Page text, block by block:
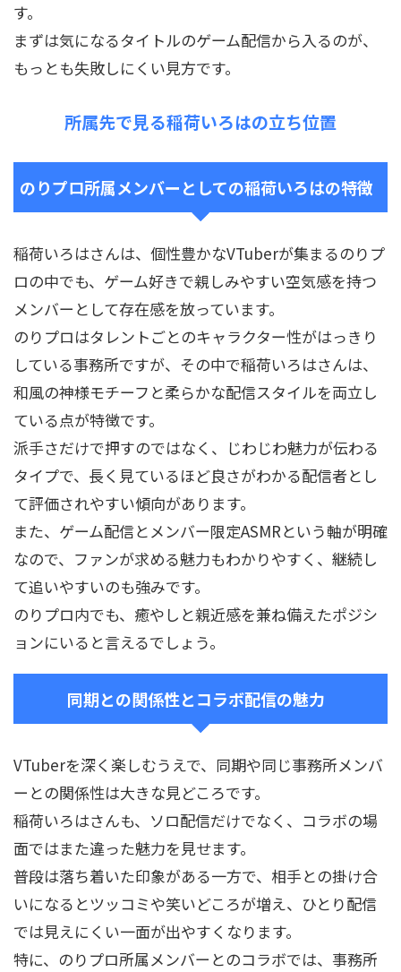
す。
まずは気になるタイトルのゲーム配信から入るのが、
もっとも失敗しにくい見方です。
所属先で見る稲荷いろはの立ち位置
のりプロ所属メンバーとしての稲荷いろはの特徴
稲荷いろはさんは、個性豊かなVTuberが集まるのりプ
ロの中でも、ゲーム好きで親しみやすい空気感を持つ
メンバーとして存在感を放っています。
のりプロはタレントごとのキャラクター性がはっきり
している事務所ですが、その中で稲荷いろはさんは、
和風の神様モチーフと柔らかな配信スタイルを両立し
ている点が特徴です。
派手さだけで押すのではなく、じわじわ魅力が伝わる
タイプで、長く見ているほど良さがわかる配信者とし
て評価されやすい傾向があります。
また、ゲーム配信とメンバー限定ASMRという軸が明確
なので、ファンが求める魅力もわかりやすく、継続し
て追いやすいのも強みです。
のりプロ内でも、癒やしと親近感を兼ね備えたポジシ
ョンにいると言えるでしょう。
同期との関係性とコラボ配信の魅力
VTuberを深く楽しむうえで、同期や同じ事務所メンバ
ーとの関係性は大きな見どころです。
稲荷いろはさんも、ソロ配信だけでなく、コラボの場
面ではまた違った魅力を見せます。
普段は落ち着いた印象がある一方で、相手との掛け合
いになるとツッコミや笑いどころが増え、ひとり配信
では見えにくい一面が出やすくなります。
特に、のりプロ所属メンバーとのコラボでは、事務所